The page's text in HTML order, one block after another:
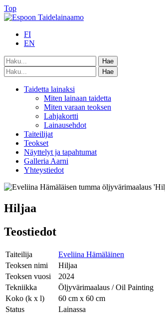
Top
FI
EN
Taidetta lainaksi
Miten lainaan taidetta
Miten varaan teoksen
Lahjakortti
Lainausehdot
Taiteilijat
Teokset
Näyttelyt ja tapahtumat
Galleria Aarni
Yhteystiedot
Hiljaa
Teostiedot
Taiteilija
Eveliina Hämäläinen
Teoksen nimi
Hiljaa
Teoksen vuosi
2024
Tekniikka
Öljyvärimaalaus / Oil Painting
Koko (k x l)
60 cm x 60 cm
Status
Lainassa